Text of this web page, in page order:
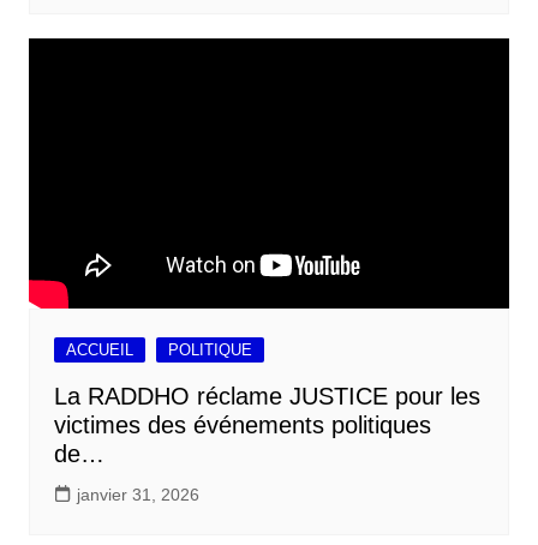
ACCUEIL POLITIQUE
La RADDHO réclame JUSTICE pour les
victimes des événements politiques
de…
janvier 31, 2026